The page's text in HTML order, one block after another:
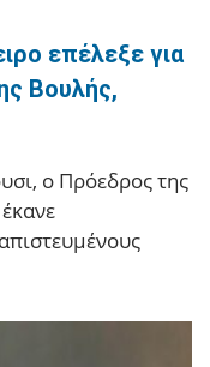
επέλεξε για
Βουλής,
ο Πρόεδρος της